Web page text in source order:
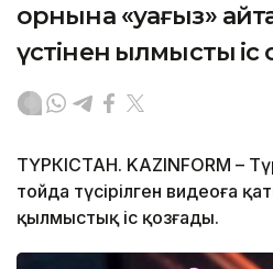
орнына «уағыз»
үстінен қылмыстық іс
ТҮРКІСТАН. KAZINFORM –
тойда түсірілген видеоға
қылмыстық іс қозғады.